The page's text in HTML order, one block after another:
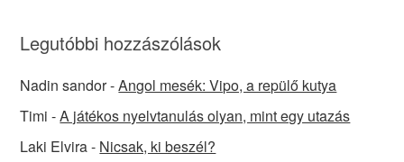
Legutóbbi hozzászólások
Nadin sandor-Angol mesék: Vipo, a repülő kutya
Timi -A játékos nyelvtanulás olyan, mint egy utazás
Laki Elvira- Nicsak, ki beszél?